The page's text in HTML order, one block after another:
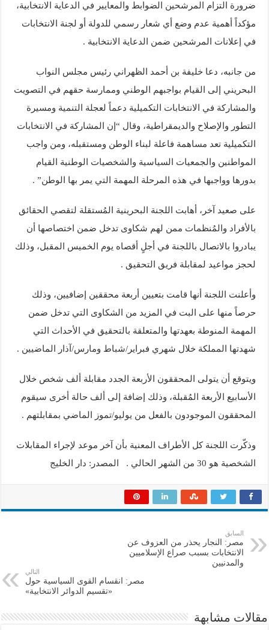
ضرورة التزام المرشحين الضوابط والمعايير في الدعاية الانتخابية،
مؤكداً أهمية عدم وضع أي شعار رسمي للدولة أو لجنة الانتخابات
في إعلانات المرشحين ضمن الدعاية الانتخابية .
من جانبه، دعا خليفة بن أحمد الظهراني رئيس مجلس النواب
البحريني إلى القيام بواجبهم الوطني وممارسة حقهم في التصويت
والمشاركة في الانتخابات التكميلية دعماً لعجلة التنمية ومسيرة
التطور والإصلاح والديمقراطية، وقال “إن المشاركة في الانتخابات
التكميلية تعد مساهمة فاعلة لبناء الوطن ومستقبله، ومن واجب
المواطنين والجمعيات السياسية والشخصيات الوطنية القيام
بدورها وواجبها في هذه المرحلة المهمة التي يمر بها الوطن” .
على صعيد آخر، أهابت اللجنة البحرينية المُستقلة لتقصي الحقائق
بالأفراد والمُنظمات ممن لهم شكاوى تدخل ضمن اختصاصها أن
يبادروا بالاتصال باللجنة في أجلٍ أقصاه يوم الخميس المقبل، وذلك
لحجز مواعيد لمقابلة فريق التحقيق .
وأعلنت اللجنة أنها قامت بتعيين أربعة محققين إضافيين، وذلك
حرصاً منها على البت في المزيد من الشكاوى التي تدخل ضمن
المهمة المنوطة بعهدتها والمتعلقة بالتحقيق في الأحداث التي
شهدتها المملكة خلال شهري فبراير/شباط ومارس/آذار الماضيين .
ويتوقع أن يتولى المحققون الأربعة الجدد مقابلة ألف شخص خلال
الأسابيع الأربعة المُقبلة، وذلك إضافة إلى ألف حالة أخرى سيقوم
المحققون الموجودون بالفعل من يوليو/تموز الماضي بمقابلتهم .
وذكّرت اللجنة كل الأطراف المعنية بأن آخر موعد لإجراء المقابلات
الشخصية هو 30 من الشهر الحالي . المصدر: دار الخليج
السابق
مصر: النجار يحذر من العزوف عن
الانتخابات بسبب صراع الإسلاميين
والمدنيين
التالي
مصر: انقسام القوى السياسية حول
«تقسيم الدوائر الانتخابية»
مقالات مشابهة